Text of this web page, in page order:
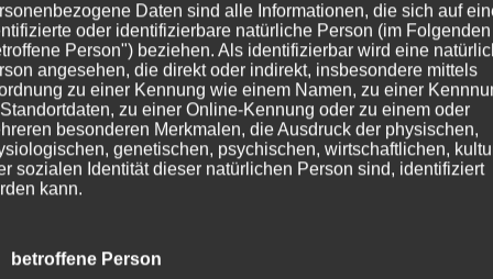
#karlsruhe #students #karlsruhestudent #blog #blogger #podcastlover
meinem Blog. Ich bin 26 und schreibe für mein Leben
findest du einmal den Journal, in dem ich Interviews
Daten sind alle Informationen, die sich auf
oder identifizierbare natürliche Person (im Folgenden
Person") beziehen. Als identifizierbar wird eine
angesehen, die direkt oder indirekt, insbesondere mittels
zu einer Kennung wie einem Namen, zu einer
zu einer Online-Kennung oder zu einem oder
besonderen Merkmalen, die Ausdruck der physischen,
genetischen, psychischen, wirtschaftlichen,
sozialen Identität dieser natürlichen Person sind, identifiziert
kann.
Person